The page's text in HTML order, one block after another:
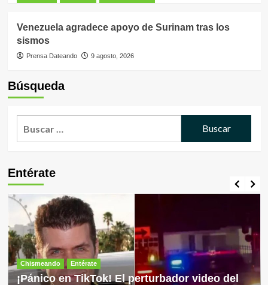
Venezuela agradece apoyo de Surinam tras los
sismos
Prensa Dateando 9 agosto, 2026
Búsqueda
Entérate
Chismeando Entérate
¡Pánico en TikTok! El perturbador video del